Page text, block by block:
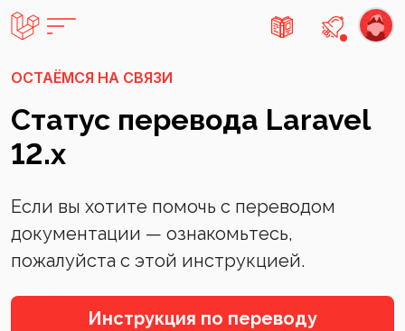
Есть не
ОСТАЁМСЯ НА СВЯЗИ
Статус перевода Laravel
12.x
Если вы хотите помочь с переводом
документации — ознакомьтесь,
пожалуйста с этой инструкцией.
Инструкция по переводу